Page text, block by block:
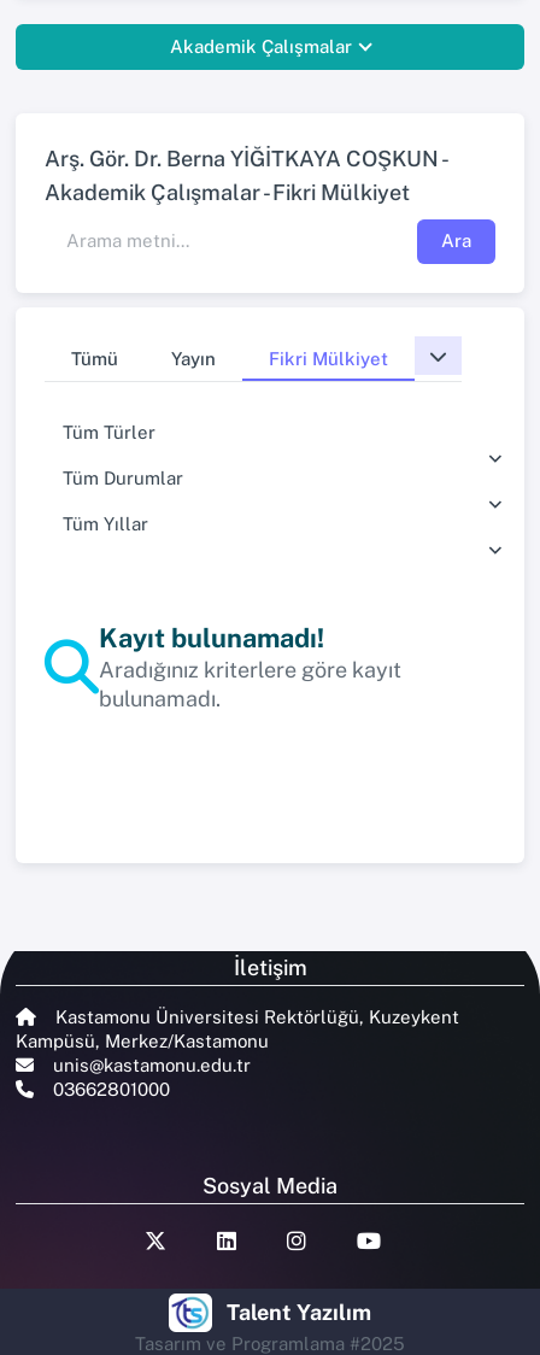
Akademik Çalışmalar
Arş. Gör. Dr. Berna YİĞİTKAYA COŞKUN -
Akademik Çalışmalar - Fikri Mülkiyet
Ara
Tümü Yayın Fikri Mülkiyet
Tüm Türler
Tüm Durumlar
Tüm Yıllar
Kayıt bulunamadı!
Aradığınız kriterlere göre kayıt
bulunamadı.
İletişim
Kastamonu Üniversitesi Rektörlüğü, Kuzeykent
Kampüsü, Merkez/Kastamonu
unis@kastamonu.edu.tr
03662801000
Sosyal Media
Talent Yazılım
Tasarım ve Programlama #2025